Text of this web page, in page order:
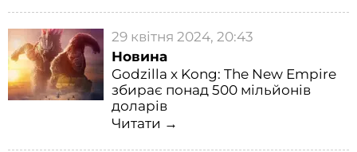
29 квітня 2024, 20:43
Новина
Godzilla x Kong: The New Empire
збирає понад 500 мільйонів
доларів
Читати →